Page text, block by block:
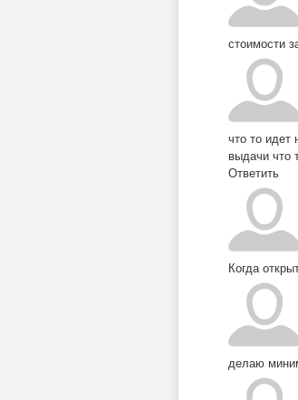
стоимости
что то идет
выдачи что
Ответить
Когда
делаю